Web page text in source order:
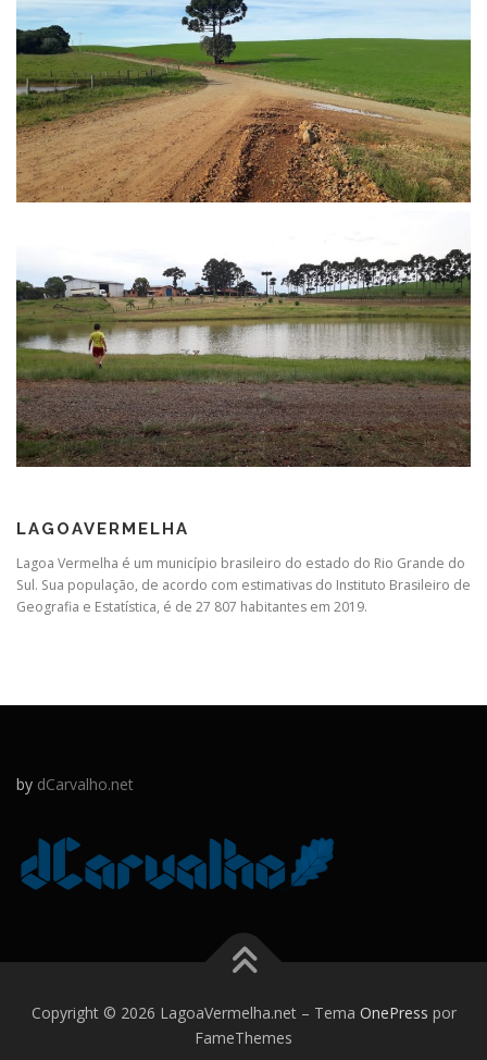
LAGOAVERMELHA
Lagoa Vermelha é um município brasileiro do estado do Rio Grande do
Sul. Sua população, de acordo com estimativas do Instituto Brasileiro de
Geografia e Estatística, é de 27 807 habitantes em 2019.
by dCarvalho.net
Copyright © 2026 LagoaVermelha.net – Tema OnePress por
FameThemes